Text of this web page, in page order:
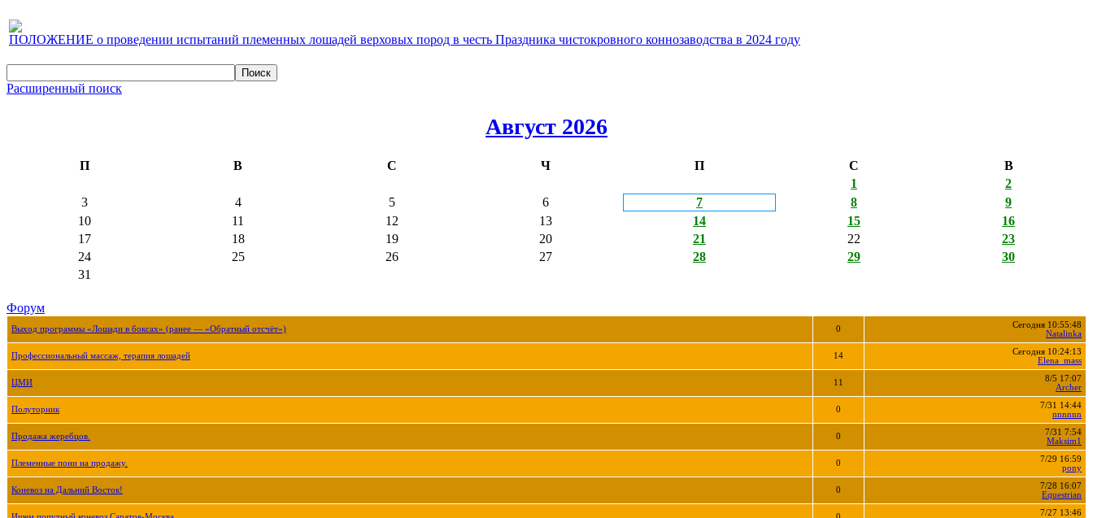
ПОЛОЖЕНИЕ о проведении испытаний племенных лошадей верховых пород в честь Праздника чистокровного коннозаводства в 2024 году
Расширенный поиск
Август 2026
П В С Ч П С
В
1
2
3
4 5 6 7 8
9
10
11 12 13 14 15
16
17
18 19 20 21 22
23
24
25 26 27 28 29
30
31
Форум
Выход программы «Лошади в боксах» (ранее — «Обратный отсчёт») 0
Сегодня 10:55:48
Natalinka
Профессиональный массаж, терапия лошадей 14
Сегодня 10:24:13
Elena_mass
ЦМИ 11
8/5 17:07
Archer
Полуторник 0
7/31 14:44
nnnnnn
Продажа жеребцов. 0
7/31 7:54
Maksim1
Племенные пони на продажу. 0
7/29 16:59
pony
Коневоз на Дальний Восток! 0
7/28 16:07
Equestrian
7/27 13:46